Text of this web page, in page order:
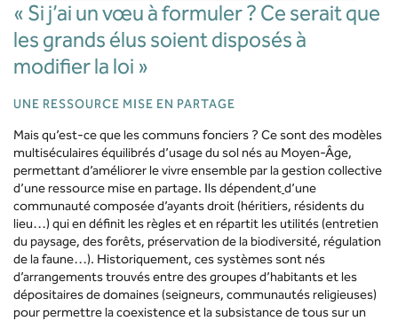
« Si j’ai un vœu à formuler ? Ce serait que
les grands élus soient disposés à
modifier la loi »
UNE RESSOURCE MISE EN PARTAGE
Mais qu’est-ce que les communs fonciers ? Ce sont des modèles
multiséculaires équilibrés d’usage du sol nés au Moyen-Âge,
permettant d’améliorer le vivre ensemble par la gestion collective
d’une ressource mise en partage. Ils dépendentd’une
communauté composée d’ayants droit (héritiers, résidents du
lieu…) qui en définit les règles et en répartit les utilités (entretien
du paysage, des forêts, préservation de la biodiversité, régulation
de la faune…). Historiquement, ces systèmes sont nés
d’arrangements trouvés entre des groupes d’habitants et les
dépositaires de domaines (seigneurs, communautés religieuses)
pour permettre la coexistence et la subsistance de tous sur un